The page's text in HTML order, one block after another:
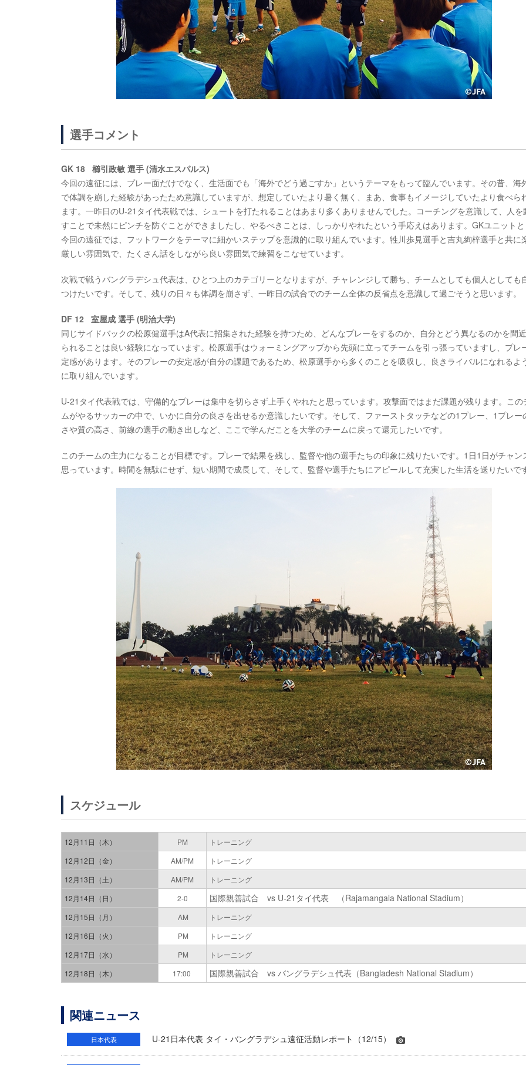
選手コメント
GK 18 櫛引政敏 選手 (清水エスパルス)
今回の遠征には、プレー面だけでなく、生活面でも「海外でどう過ごすか」というテーマをもって臨んでいます。その昔、海
で体調を崩した経験があったため意識していますが、想定していたより暑く無く、まあ、食事もイメージしていたより食べら
ます。一昨日のU-21タイ代表戦では、シュートを打たれることはあまり多くありませんでした。コーチングを意識して、人を
すことで未然にピンチを防ぐことができましたし、やるべきことは、しっかりやれたという手応えはあります。GKユニット
今回の遠征では、フットワークをテーマに細かいステップを意識的に取り組んでいます。牲川歩見選手と吉丸絢梓選手と共に
厳しい雰囲気で、たくさん話をしながら良い雰囲気で練習をこなせています。
次戦で戦うバングラデシュ代表は、ひとつ上のカテゴリーとなりますが、チャレンジして勝ち、チームとしても個人としても
つけたいです。そして、残りの日々も体調を崩さず、一昨日の試合でのチーム全体の反省点を意識して過ごそうと思います。
DF 12 室屋成 選手 (明治大学)
同じサイドバックの松原健選手はA代表に招集された経験を持つため、どんなプレーをするのか、自分とどう異なるのかを間
られることは良い経験になっています。松原選手はウォーミングアップから先頭に立ってチームを引っ張っていますし、プレ
定感があります。そのプレーの安定感が自分の課題であるため、松原選手から多くのことを吸収し、良きライバルになれるよ
に取り組んでいます。
U-21タイ代表戦では、守備的なプレーは集中を切らさず上手くやれたと思っています。攻撃面ではまだ課題が残ります。この
ムがやるサッカーの中で、いかに自分の良さを出せるか意識したいです。そして、ファーストタッチなどの1プレー、1プレー
さや質の高さ、前線の選手の動き出しなど、ここで学んだことを大学のチームに戻って還元したいです。
このチームの主力になることが目標です。プレーで結果を残し、監督や他の選手たちの印象に残りたいです。1日1日がチャン
思っています。時間を無駄にせず、短い期間で成長して、そして、監督や選手たちにアピールして充実した生活を送りたいで
スケジュール
12月11日（木） PM
トレーニング
12月12日（金）
AM/PM
トレーニング
12月13日（土）
AM/PM
トレーニング
12月14日（日）
2-0 国際親善試合 vs U-21タイ代表 （Rajamangala National Stadium）
12月15日（月） AM
トレーニング
12月16日（火）
PM
トレーニング
12月17日（水）
PM
トレーニング
12月18日（木）
17:00 国際親善試合 vs バングラデシュ代表（Bangladesh National Stadium）
関連ニュース
日本代表 U-21日本代表 タイ・バングラデシュ遠征活動レポート（12/15）